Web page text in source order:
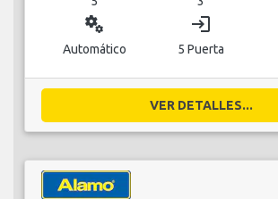
miscellaneous_services
Automático
login
5 Puerta
VER DETALLES...